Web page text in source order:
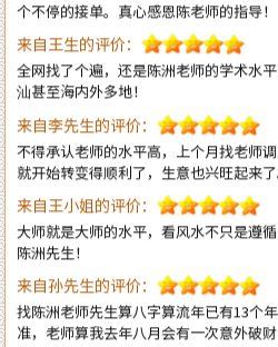
全网找了个遍，还是陈洲老师的学术水
汕甚至海内外多地！
来自李先生的评价：
不得承认老师的水平高，上个月找老师
就开始转变得顺利了，生意也兴旺起来了
来自王小姐的评价：
大师就是大师的水平，看风水不只是遵
陈洲先生！
来自孙先生的评价：
找陈洲老师先生算八字算流年已有13个
准，老师算我去年八月会有一次意外破
不大的钱。
来自赵先生的评价：